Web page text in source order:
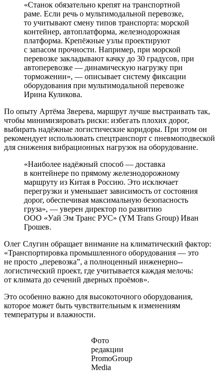
«Станок обязательно крепят на транспортной
раме. Если речь о мультимодальной перевозке,
то учитывают смену типов транспорта: морской
контейнер, автоплатформа, железнодорожная
платформа. Крепёжные узлы проектируют
с запасом прочности. Например, при морской
перевозке закладывают качку до 30 градусов, при
автоперевозке — динамическую нагрузку при
торможении», — описывает систему фиксации
оборудования при мультимодальной перевозке
Ирина Куликова.
По опыту Артёма Зверева, маршрут лучше выстраивать так,
чтобы минимизировать риски: избегать плохих дорог,
выбирать надёжные логистические коридоры. При этом он
рекомендует использовать спецтранспорт с пневмоподвеской
для снижения вибрационных нагрузок на оборудование.
«Наиболее надёжный способ — доставка
в контейнере по прямому железнодорожному
маршруту из Китая в Россию. Это исключает
перегрузки и уменьшает зависимость от состояния
дорог, обеспечивая максимальную безопасность
груза», — уверен директор по развитию
ООО «Уай Эм Транс РУС» (YM Trans Group) Иван
Грошев.
Олег Слугин обращает внимание на климатический фактор:
«Транспортировка промышленного оборудования — это
не просто „перевозка”, а полноценный инженерно-­
логистический проект, где учитывается каждая мелочь:
от климата до сечений дверных проёмов».
Это особенно важно для высокоточного оборудования,
которое может быть чувствительным к изменениям
температуры и влажности.
Фото
редакции
PromoGroup
Media